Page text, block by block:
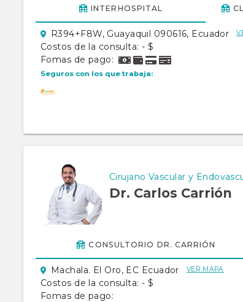
INTERHOSPITAL
R394+F8W, Guayaquil 090616, Ecuador
Costos de la consulta: - $
Fomas de pago:
Seguros con los que trabaja:
Cirujano Vascular y
Dr. Carlos Carrión
CONSULTORIO DR. CARRIÓN
Machala. El Oro, EC Ecuador VER MAPA
Costos de la consulta: - $
Fomas de pago: